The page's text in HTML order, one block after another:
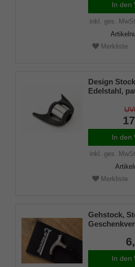
In den
inkl. ges.
Merkliste
Design
Edelstahl,
(18 -
In den
inkl. ges.
Merkliste
Gehstock,
In den